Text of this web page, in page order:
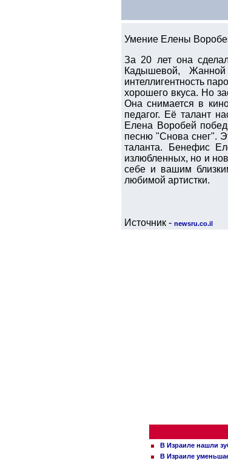
Умение Елены
За 20 лет она
Кадышевой,
интеллигентность
хорошего вкуса. Но
Она снимается в
педагог. Её талант
Елена Воробей
песню "Снова снег".
таланта. Бенефис
излюбленных, но и
себе и вашим
любимой артистки.
Источник - newsru.co.il
В Израиле нашли
В Израиле